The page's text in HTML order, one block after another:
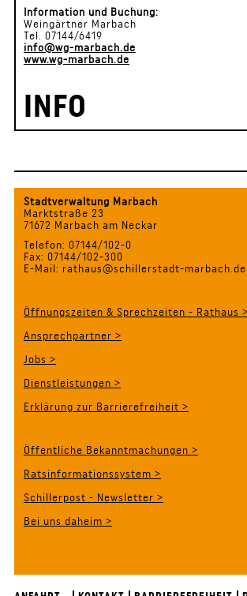
Information und Buchung:
Weingärtner Marbach
Tel. 07144/6419
info@wg-marbach.de
www.wg-marbach.de
INFO
Stadtverwaltung Marbach
Marktstraße 23
71672 Marbach am Neckar
Telefon: 07144/102-0
Fax: 07144/102-300
E-Mail: rathaus@schillerstadt-marbach.de
Öffnungszeiten & Sprechzeiten - Rathaus >
Ansprechpartner >
Jobs >
Dienstleistungen >
Erklärung zur Barrierefreiheit >
Öffentliche Bekanntmachungen >
Ratsinformationssystem >
Schillerpost - Newsletter >
Bei uns daheim >